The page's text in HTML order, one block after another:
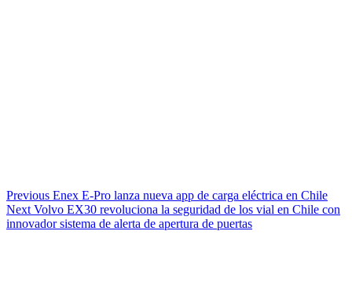
Continue
Reading
Previous Enex E-Pro lanza nueva app de carga eléctrica en Chile
Next Volvo EX30 revoluciona la seguridad de los vial en Chile con
innovador sistema de alerta de apertura de puertas